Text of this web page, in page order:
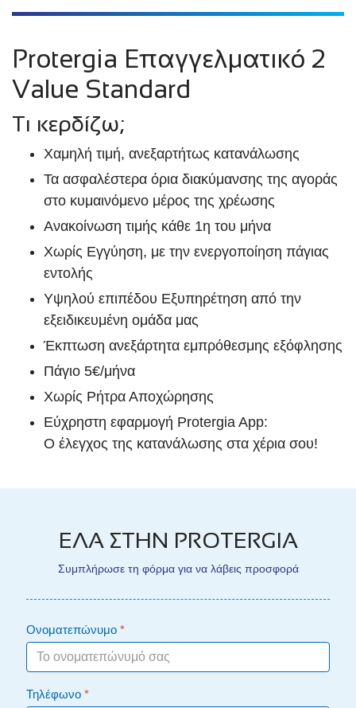
Protergia Επαγγελματικό 2
Value Standard
Τι κερδίζω;
Χαμηλή τιμή, ανεξαρτήτως κατανάλωσης
Τα ασφαλέστερα όρια διακύμανσης της αγοράς
στο κυμαινόμενο μέρος της χρέωσης
Ανακοίνωση τιμής κάθε 1η του μήνα
Χωρίς Εγγύηση, με την ενεργοποίηση πάγιας
εντολής
Υψηλού επιπέδου Εξυπηρέτηση από την
εξειδικευμένη ομάδα μας
Έκπτωση ανεξάρτητα εμπρόθεσμης εξόφλησης
Πάγιο 5€/μήνα
Χωρίς Ρήτρα Αποχώρησης
Εύχρηστη εφαρμογή Protergia App:
Ο έλεγχος της κατανάλωσης στα χέρια σου!
ΕΛΑ ΣΤΗΝ PROTERGIA
Συμπλήρωσε τη φόρμα για να λάβεις προσφορά
Ονοματεπώνυμο *
Τηλέφωνο *